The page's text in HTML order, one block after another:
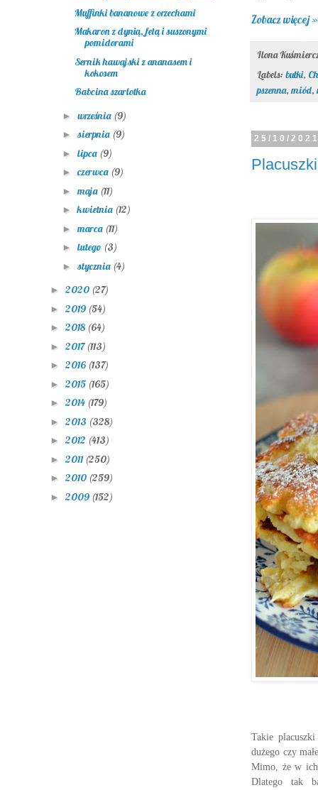
Zobacz więcej »
Ilona
Labels: bułki,
pszenna, miód,
25/10/
Takie
dużego czy
Mimo, że w ich
Dlatego tak
Muffinki bananowe z orzechami
Makaron z dynią, fetą i suszonymi
pomidorami
Sernik hawajski z ananasem i
kokosem
Babcina szarlotka
► września (9)
► sierpnia (9)
► lipca (9)
►czerwca (9)
► maja (11)
►kwietnia (12)
► marca (11)
► lutego (3)
► stycznia (4)
► 2020 (27)
► 2019 (54)
► 2018 (64)
► 2017(113)
► 2016 (137)
► 2015 (165)
► 2014 (179)
► 2013 (328)
► 2012 (413)
► 2011 (250)
► 2010 (259)
► 2009 (152)